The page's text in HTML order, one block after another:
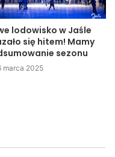
lodowisko w Jaśle
się hitem! Mamy
sezonu
marca 2025